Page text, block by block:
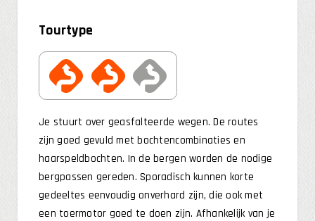
Tourtype
Je stuurt over geasfalteerde wegen. De routes
zijn goed gevuld met bochtencombinaties en
haarspeldbochten. In de bergen worden de nodige
bergpassen gereden. Sporadisch kunnen korte
gedeeltes eenvoudig onverhard zijn, die ook met
een toermotor goed te doen zijn. Afhankelijk van je